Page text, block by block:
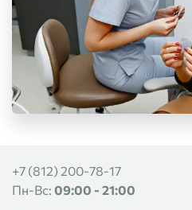
+7 (812) 200-78-17
Пн-Вс: 09:00 - 21:00